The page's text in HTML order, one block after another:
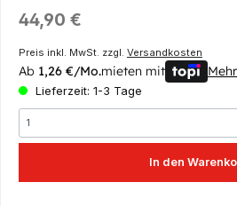
Regulärer Preis:
44,90 €
Preis inkl. MwSt. zzgl. Versandkosten
Ab 1,26 €/Mo.mieten mit
Lieferzeit: 1-3 Tage
In den